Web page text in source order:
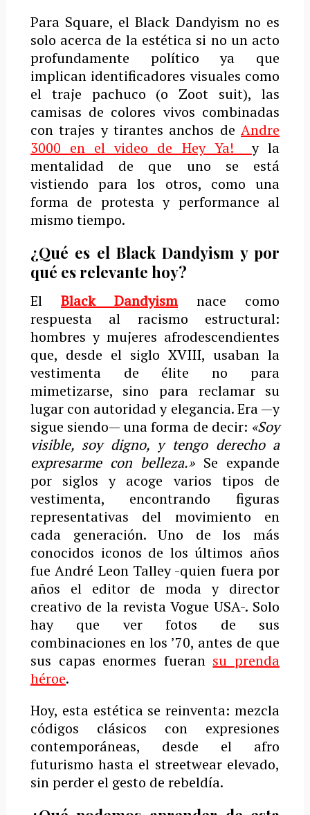
Para Square, el Black Dandyism no es
solo acerca de la estética si no un acto
profundamente político ya que
implican identificadores visuales como
el traje pachuco (o Zoot suit), las
camisas de colores vivos combinadas
con trajes y tirantes anchos deAndre
3000 en el video de Hey Ya!y la
mentalidad de que uno se está
vistiendo para los otros, como una
forma de protesta y performance al
mismo tiempo.
¿Qué es el Black Dandyism y por
qué es relevante hoy?
El Black Dandyism nace como
respuesta al racismo estructural:
hombres y mujeres afrodescendientes
que, desde el siglo XVIII, usaban la
vestimenta de élite no para
mimetizarse, sino para reclamar su
lugar con autoridad y elegancia. Era —y
sigue siendo— una forma de decir: «Soy
visible, soy digno, y tengo derecho a
expresarme con belleza.» Se expande
por siglos y acoge varios tipos de
vestimenta, encontrando figuras
representativas del movimiento en
cada generación. Uno de los más
conocidos iconos de los últimos años
fue André Leon Talley -quien fuera por
años el editor de moda y director
creativo de la revista Vogue USA-. Solo
hay que ver fotos de sus
combinaciones en los ’70, antes de que
sus capas enormes fueran su prenda
héroe.
Hoy, esta estética se reinventa: mezcla
códigos clásicos con expresiones
contemporáneas, desde el afro
futurismo hasta el streetwear elevado,
sin perder el gesto de rebeldía.